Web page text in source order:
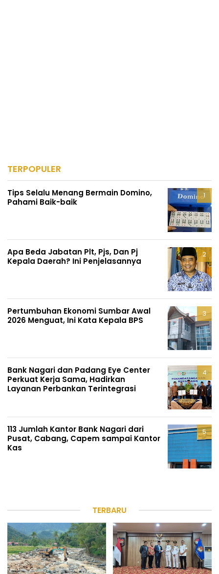
TERPOPULER
Tips Selalu Menang Bermain Domino,
Pahami Baik-baik
Apa Beda Jabatan Plt, Pjs, Dan Pj
Kepala Daerah? Ini Penjelasannya
Pertumbuhan Ekonomi Sumbar Awal
2026 Menguat, Ini Kata Kepala BPS
Bank Nagari dan Padang Eye Center
Perkuat Kerja Sama, Hadirkan
Layanan Perbankan Terintegrasi
113 Jumlah Kantor Bank Nagari dari
Pusat, Cabang, Capem sampai Kantor
Kas
TERBARU